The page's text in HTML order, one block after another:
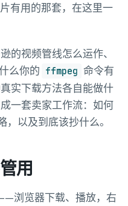
有用的那套，在这里一
的视频管线怎么运作、
么你的 ffmpeg 命令有
实下载方法各自能做什
一套卖家工作流：如何
以及到底该抄什么。
用
浏览器下载、播放，右